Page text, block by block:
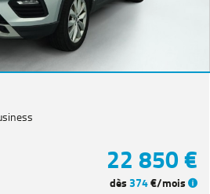
22 850 €
dès374€/mois